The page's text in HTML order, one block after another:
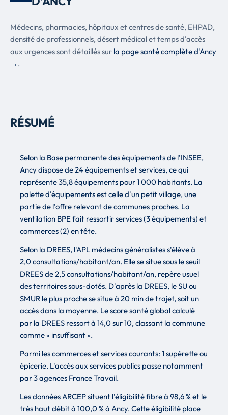
Médecins, pharmacies, hôpitaux et centres de santé, EHPAD,
densité de professionnels, désert médical et temps d'accès
aux urgences sont détaillés sur la page santé complète d'Ancy
→ .
RÉSUMÉ
Selon la Base permanente des équipements de l'INSEE,
Ancy dispose de 24 équipements et services, ce qui
représente 35,8 équipements pour 1 000 habitants. La
palette d'équipements est celle d'un petit village, une
partie de l'offre relevant de communes proches. La
ventilation BPE fait ressortir services (3 équipements) et
commerces (2) en tête.
Selon la DREES, l'APL médecins généralistes s'élève à
2,0 consultations/habitant/an. Elle se situe sous le seuil
DREES de 2,5 consultations/habitant/an, repère usuel
des territoires sous-dotés. D'après la DREES, le SU ou
SMUR le plus proche se situe à 20 min de trajet, soit un
accès dans la moyenne. Le score santé global calculé
par la DREES ressort à 14,0 sur 10, classant la commune
comme « insuffisant ».
Parmi les commerces et services courants: 1 supérette ou
épicerie. L'accès aux services publics passe notamment
par 3 agences France Travail.
Les données ARCEP situent l'éligibilité fibre à 98,6 % et le
très haut débit à 100,0 % à Ancy. Cette éligibilité place